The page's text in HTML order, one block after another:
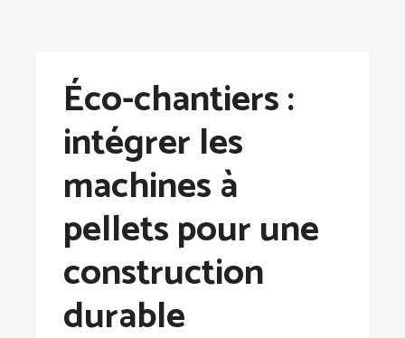
Éco-chantiers :
intégrer les
machines à
pellets pour une
construction
durable